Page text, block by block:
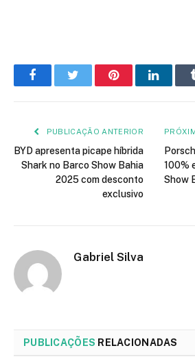
FacebookTwitter Pinterest
PUBLICAÇÃO ANTERIOR
BYD apresenta picape híbrida
Shark no Barco Show Bahia
2025 com desconto
exclusivo
100%
Show
Gabriel Silva
PUBLICAÇÕES RELACIONADAS